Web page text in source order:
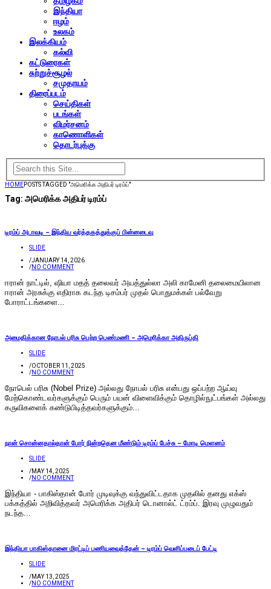
இந்தியா
ஈழம்
உலகம்
இலக்கியம்
கல்வி
கட்டுரைகள்
சுற்றுச்சூழல்
சமுதாயம்
திரைப்படம்
செய்திகள்
படங்கள்
விமர்சனம்
காணொளிகள்
தொடர்புக்கு
HOMEPOSTS TAGGED "அமெரிக்க அதிபர் டிரம்ப்"
Tag: அமெரிக்க அதிபர் டிரம்ப்
டிரம்ப் அடாவடி – இந்திய வர்த்தகத்துக்குப் பின்னடைவு
SLIDE
/JANUARY 14, 2026
/NO COMMENT
ஈரான் நாட்டில், ஷியா மதத் தலைவர் அயத்துல்லா அலி காமேனி தலைமையிலான
ஈரான் அரசுக்கு எதிராக கடந்த டிசம்பர் முதல் பொதுமக்கள் பல்வேறு
போராட்டங்களை...
அமைதிக்கான நோபல் பரிசு பெற்ற பெண்மணி – அமெரிக்கா அதிருப்தி
SLIDE
/OCTOBER 11, 2025
/NO COMMENT
நோபெல் பரிசு (Nobel Prize) அல்லது நோபல் பரிசு என்பது ஒப்பற்ற ஆய்வு
மேற்கொண்டவர்களுக்கும் பெரும் பயன் விளைவிக்கும் தொழில்நுட்பங்கள் அல்லது
கருவிகளைக் கண்டுபிடித்தவர்களுக்கும்...
நான் சொன்னதால்தான் போர் நின்றதென மீண்டும் டிரம்ப் பேச்சு – மோடி மெளனம்
SLIDE
/MAY 14, 2025
/NO COMMENT
இந்தியா - பாகிஸ்தான் போர் முடிவுக்கு வந்துவிட்டதாக முதலில் தனது எக்ஸ்
பக்கத்தில் அறிவித்தவர் அமெரிக்க அதிபர் டொனால்ட் ட்ரம்ப். இரவு முழுவதும்
நடந்த...
இந்தியா பாகிஸ்தானை மிரட்டிப் பணியவைத்தேன் – டிரம்ப் வெளிப்படைப் பேட்டி
SLIDE
/MAY 13, 2025
/NO COMMENT